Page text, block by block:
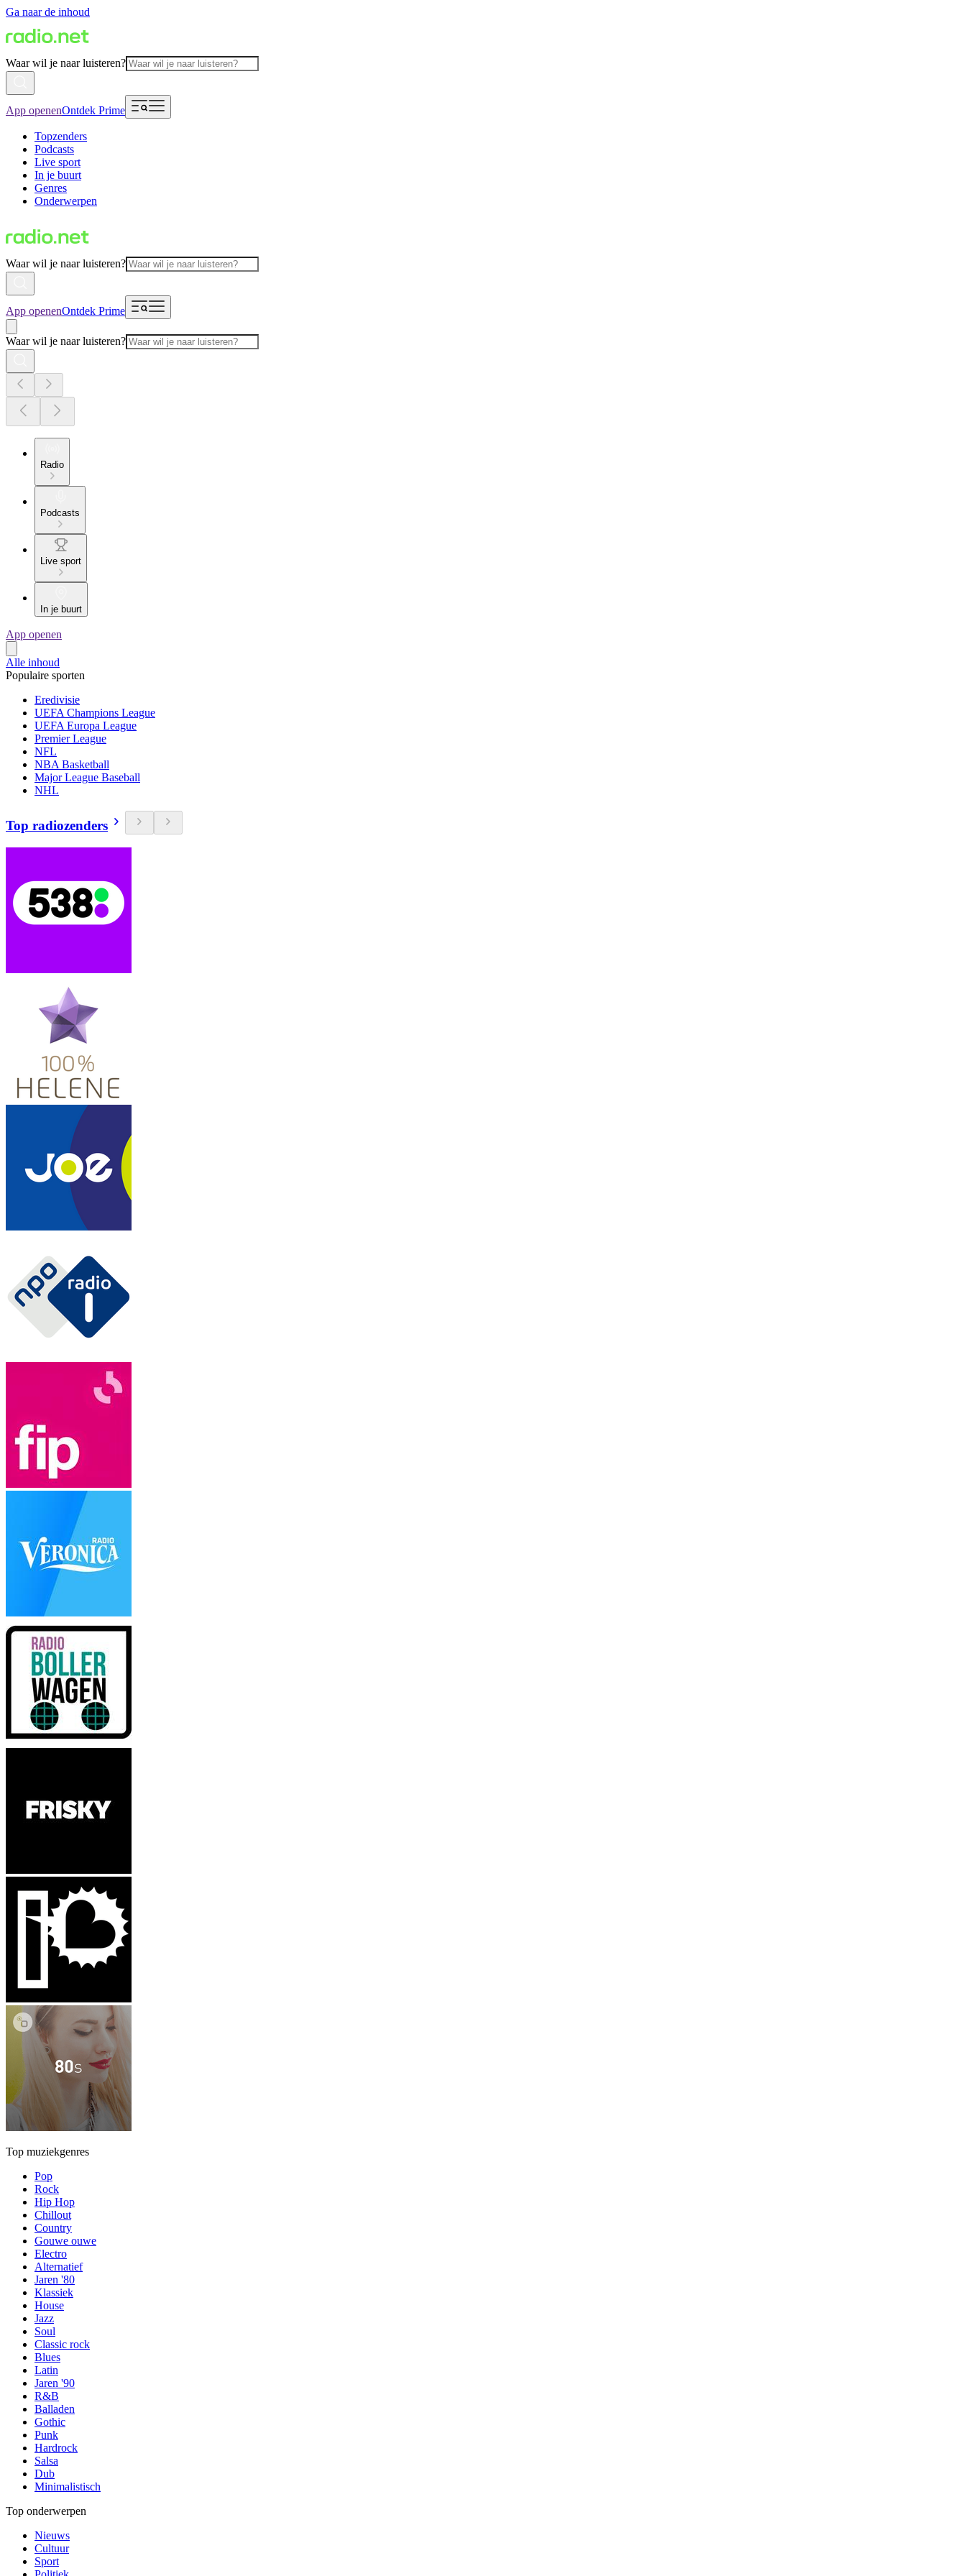
Ga naar de inhoud
Waar wil je naar luisteren?
App openenOntdek Prime
Topzenders
Podcasts
Live sport
In je buurt
Genres
Onderwerpen
Waar wil je naar luisteren?
App openenOntdek Prime
Waar wil je naar luisteren?
Radio
Podcasts
Live sport
In je buurt
App openen
Alle inhoud
Populaire sporten
Eredivisie
UEFA Champions League
UEFA Europa League
Premier League
NFL
NBA Basketball
Major League Baseball
NHL
Top radiozenders
Top muziekgenres
Pop
Rock
Hip Hop
Chillout
Country
Gouwe ouwe
Electro
Alternatief
Jaren '80
Klassiek
House
Jazz
Soul
Classic rock
Blues
Latin
Jaren '90
R&B
Balladen
Gothic
Punk
Hardrock
Salsa
Dub
Minimalistisch
Top onderwerpen
Nieuws
Cultuur
Sport